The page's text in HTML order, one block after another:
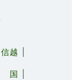
越
国